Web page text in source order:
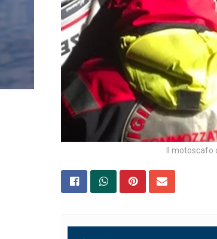
Il